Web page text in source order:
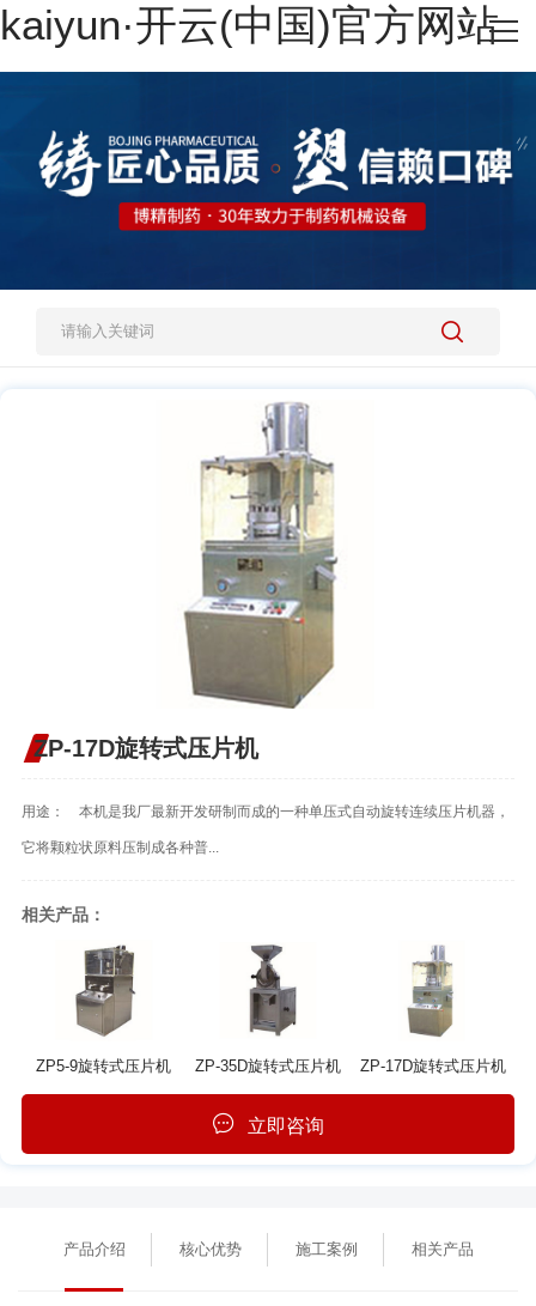
kaiyun·开云(中国)官方网站
网站kaiyun·开云(中国)官方网站
施工案例
人才招聘
ZP-17D旋转式压片机
用途： 本机是我厂最新开发研制而成的一种单压式自动旋转连续压片机器，
它将颗粒状原料压制成各种普...
相关产品：
ZP5-9旋转式压片机 ZP-35D旋转式压片机 ZP-17D旋转式压片机
立即咨询
产品介绍 核心优势 施工案例 相关产品